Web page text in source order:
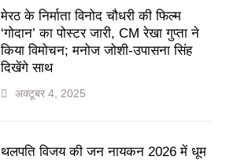
मेरठ के निर्माता विनोद चौधरी की फिल्म
‘गोदान’ का पोस्टर जारी, CM रेखा गुप्ता ने
किया विमोचन; मनोज जोशी-उपासना सिंह
दिखेंगे साथ
अक्टूबर 4, 2025
थलपति विजय की जन नायकन 2026 में धूम